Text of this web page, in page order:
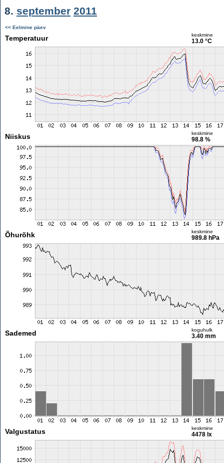
8. september 2011
<< Eelmine päev
Temperatuur keskmine
13.0 °C
Niiskus keskmine
98.8 %
Õhurõhk keskmine
989.8 hPa
Sademed koguhulk
3.40 mm
Valgustatus keskmine
4478 lx